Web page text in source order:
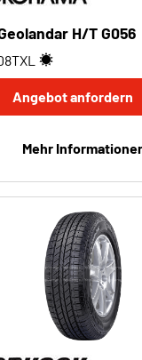
H/T G056
TXL
Angebot anfordern
Mehr